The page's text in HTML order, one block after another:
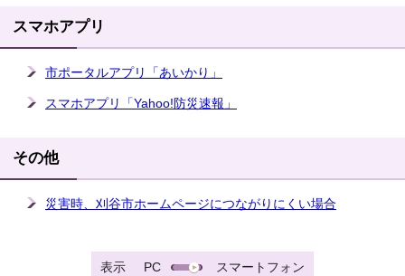
スマホアプリ
市ポータルアプリ「あいかり」
スマホアプリ「Yahoo!防災速報」
その他
災害時、刈谷市ホームページにつながりにくい場合
表示 PC スマートフォン